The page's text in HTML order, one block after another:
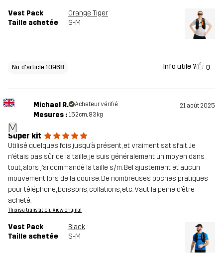
Vest Pack
Orange Tiger
Taille achetée
S-M
No. d'article 10968 Info utile ? 0
M
Michael R. Acheteur vérifié 21 août 2025
Mesures : 152cm, 83kg
Super kit
Utilisé quelques fois jusqu’à présent, et vraiment satisfait. Je
n’étais pas sûr de la taille, je suis généralement un moyen dans
tout, alors j’ai commandé la taille s/m. Bel ajustement et aucun
mouvement lors de la course. De nombreuses poches pratiques
pour téléphone, boissons, collations, etc. Vaut la peine d’être
acheté.
This is a translation. View original
Vest Pack
Black
Taille achetée
S-M